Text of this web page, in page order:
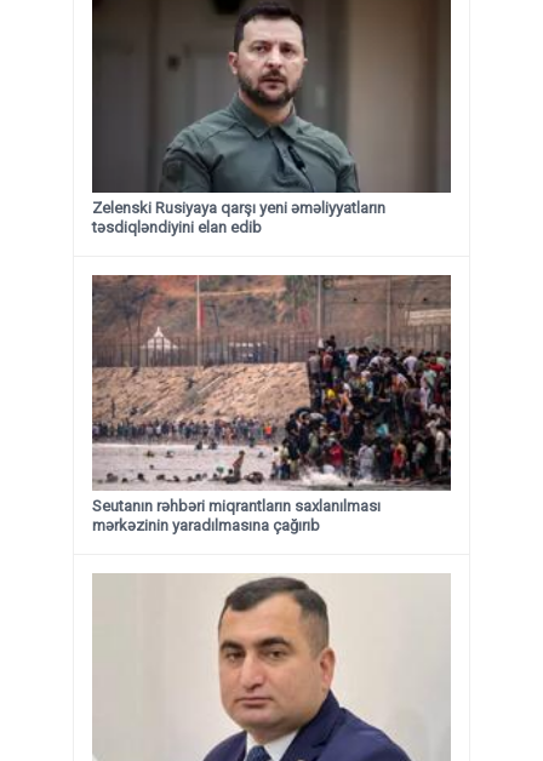
Zelenski Rusiyaya qarşı yeni əməliyyatların
təsdiqləndiyini elan edib
Seutanın rəhbəri miqrantların saxlanılması
mərkəzinin yaradılmasına çağırıb